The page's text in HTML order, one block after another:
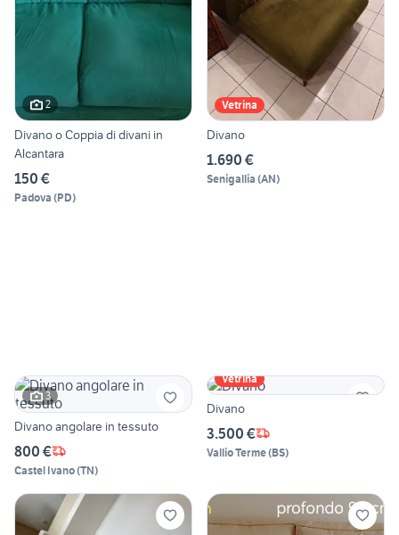
2
Divano o Coppia di divani in
Alcantara
150 €
Padova (PD)
Vetrina
Divano
1.690 €
Senigallia (AN)
3
Divano angolare in tessuto
800 €
Castel Ivano(TN)
Vetrina
Divano
3.500 €
Vallio Terme(BS)